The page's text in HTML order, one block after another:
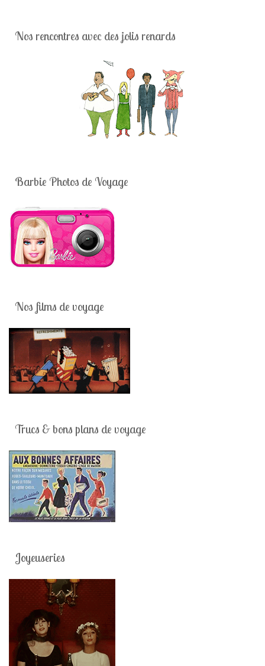
Nos rencontres avec des jolis renards
Barbie Photos de Voyage
Nos films de voyage
Trucs & bons plans de voyage
Joyeuseries